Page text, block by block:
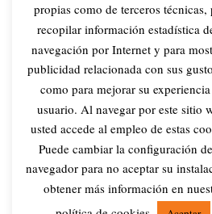
1 … 28
31
(C) DIRTY ROCK
propias como de terceros técnicas,
recopilar información estadística
navegación por Internet y para
publicidad relacionada con sus
como para mejorar su
usuario. Al navegar por este sitio
usted accede al empleo de estas
Puede cambiar la configuración
navegador para no aceptar su
obtener más información en